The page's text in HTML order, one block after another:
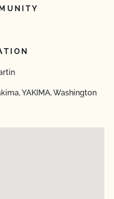
YAKIMA, Washington